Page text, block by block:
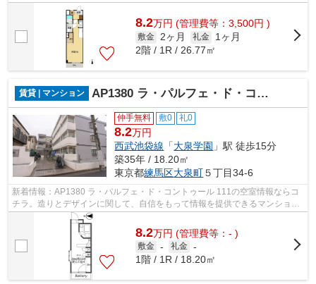
8.2万円 (管理費等：3,500円 )
敷金 2ヶ月 礼金
1ヶ月
2階 / 1R / 26.77㎡
賃貸 | マンション AP1380 ラ・パルフェ・ド・コントゥール 111
仲手無料 敷0 礼0
8.2万円
西武池袋線 「大泉学園 」駅 徒歩15分
築35年 / 18.20㎡
東京都練馬区大泉町５丁目34-6
新着情報：AP1380 ラ・パルフェ・ド・コントゥール 111の空室情報ならコ
チラ。造りとデザインに関して、自信をもって情報を提供できるマンション
です。駅から徒歩15分のところにあるマ...
8.2万円 (管理費等：- )
敷金 - 礼金 -
1階 / 1R / 18.20㎡